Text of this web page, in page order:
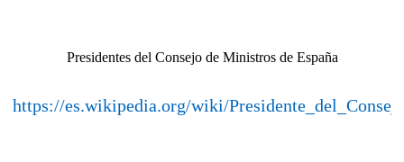
Presidentes del Consejo de Ministros de España
https://es.wikipedia.org/wiki/